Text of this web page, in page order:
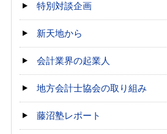
特別対談企画
新天地から
会計業界の起業人
地方会計士協会の取り組み
藤沼塾レポート